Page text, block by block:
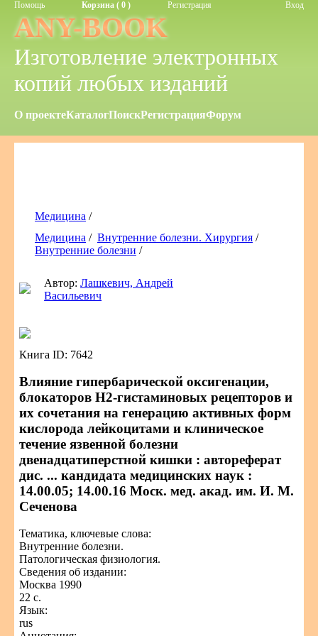
Помощь Корзина ( 0 ) Регистрация Вход
ANY-BOOK
Изготовление электронных
копий любых изданий
О проектеКаталогПоискРегистрацияФорум
Медицина /
Медицина / Внутренние болезни. Хирургия /
Внутренние болезни /
Автор:Лашкевич, Андрей
Васильевич
Книга ID: 7642
Влияние гипербарической оксигенации,
блокаторов Н2-гистаминовых рецепторов и
их сочетания на генерацию активных форм
кислорода лейкоцитами и клиническое
течение язвенной болезни
двенадцатиперстной кишки : автореферат
дис. ... кандидата медицинских наук :
14.00.05; 14.00.16 Моск. мед. акад. им. И. М.
Сеченова
Тематика, ключевые слова:
Внутренние болезни.
Патологическая физиология.
Сведения об издании:
Москва 1990
22 с.
Язык:
rus